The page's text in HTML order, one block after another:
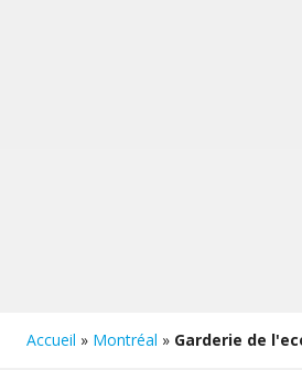
Accueil » Montréal » Garderie de